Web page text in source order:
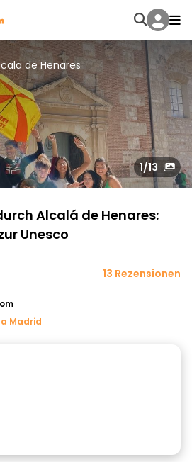
de Henares
1/13
Alcalá de Henares:
Unesco
13 Rezensionen
Madrid